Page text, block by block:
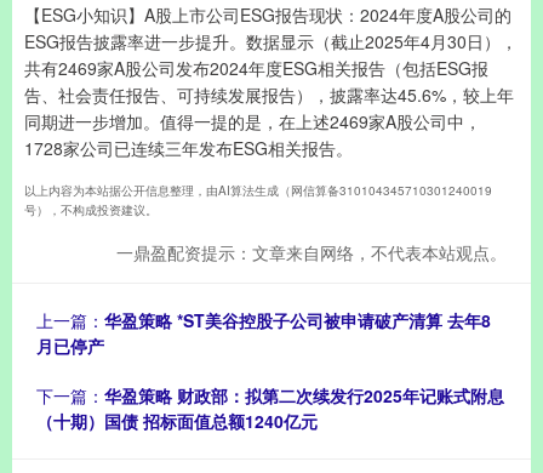
【ESG小知识】A股上市公司ESG报告现状：2024年度A股公司的
ESG报告披露率进一步提升。数据显示（截止2025年4月30日），
共有2469家A股公司发布2024年度ESG相关报告（包括ESG报
告、社会责任报告、可持续发展报告），披露率达45.6%，较上年
同期进一步增加。值得一提的是，在上述2469家A股公司中，
1728家公司已连续三年发布ESG相关报告。
以上内容为本站据公开信息整理，由AI算法生成（网信算备310104345710301240019
号），不构成投资建议。
一鼎盈配资提示：文章来自网络，不代表本站观点。
上一篇： 华盈策略 *ST美谷控股子公司被申请破产清算 去年8
月已停产
下一篇： 华盈策略 财政部：拟第二次续发行2025年记账式附息
（十期）国债 招标面值总额1240亿元